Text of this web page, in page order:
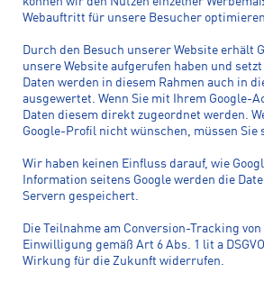
Webauftritt für unsere Besucher
Durch den Besuch unserer Website erhält
unsere Website aufgerufen haben und
Daten werden in diesem Rahmen auch in
ausgewertet. Wenn Sie mit Ihrem Google-
Daten diesem direkt zugeordnet werden.
Google-Profil nicht wünschen, müssen Sie
Wir haben keinen Einfluss darauf, wie
Information seitens Google werden die
Servern gespeichert.
Die Teilnahme am Conversion-Tracking
Einwilligung gemäß Art 6 Abs. 1 lit a
Wirkung für die Zukunft widerrufen.